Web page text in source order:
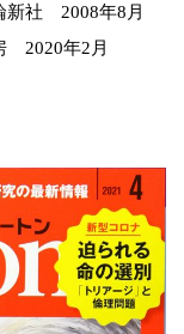
新社 2008年8月
2020年2月